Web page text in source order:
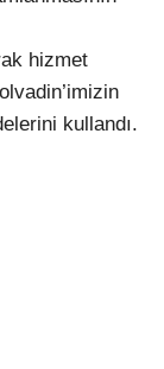
hizmet
kullandı.